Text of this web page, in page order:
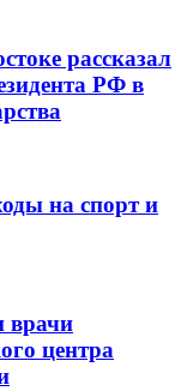
рассказал
РФ в
на спорт и
врачи
центра